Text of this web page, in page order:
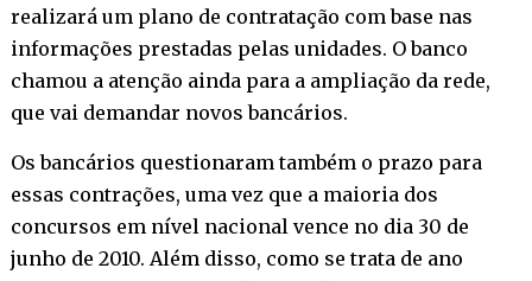
realizará um plano de contratação com base nas
informações prestadas pelas unidades. O banco
chamou a atenção ainda para a ampliação da rede,
que vai demandar novos bancários.
Os bancários questionaram também o prazo para
essas contrações, uma vez que a maioria dos
concursos em nível nacional vence no dia 30 de
junho de 2010. Além disso, como se trata de ano